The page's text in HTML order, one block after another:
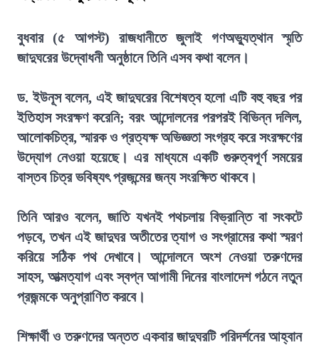
বুধবার (৫ আগস্ট) রাজধানীতে জুলাই গণঅভ্যুত্থান স্মৃতি
জাদুঘরের উদ্বোধনী অনুষ্ঠানে তিনি এসব কথা বলেন।
ড. ইউনূস বলেন, এই জাদুঘরের বিশেষত্ব হলো এটি বহু বছর পর
ইতিহাস সংরক্ষণ করেনি; বরং আন্দোলনের পরপরই বিভিন্ন দলিল,
আলোকচিত্র, স্মারক ও প্রত্যক্ষ অভিজ্ঞতা সংগ্রহ করে সংরক্ষণের
উদ্যোগ নেওয়া হয়েছে। এর মাধ্যমে একটি গুরুত্বপূর্ণ সময়ের
বাস্তব চিত্র ভবিষ্যৎ প্রজন্মের জন্য সংরক্ষিত থাকবে।
তিনি আরও বলেন, জাতি যখনই পথচলায় বিভ্রান্তি বা সংকটে
পড়বে, তখন এই জাদুঘর অতীতের ত্যাগ ও সংগ্রামের কথা স্মরণ
করিয়ে সঠিক পথ দেখাবে। আন্দোলনে অংশ নেওয়া তরুণদের
সাহস, আত্মত্যাগ এবং স্বপ্ন আগামী দিনের বাংলাদেশ গঠনে নতুন
প্রজন্মকে অনুপ্রাণিত করবে।
শিক্ষার্থী ও তরুণদের অন্তত একবার জাদুঘরটি পরিদর্শনের আহ্বান